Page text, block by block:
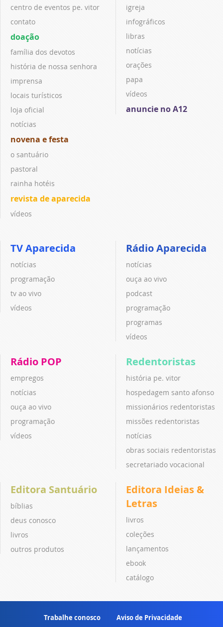
centro de eventos pe. vitor
contato
doação
família dos devotos
história de nossa senhora
imprensa
locais turísticos
loja oficial
notícias
novena e festa
o santuário
pastoral
rainha hotéis
revista de aparecida
vídeos
igreja
infográficos
libras
notícias
orações
papa
vídeos
anuncie no A12
TV Aparecida
notícias
programação
tv ao vivo
vídeos
Rádio Aparecida
notícias
ouça ao vivo
podcast
programação
programas
vídeos
Rádio POP
empregos
notícias
ouça ao vivo
programação
vídeos
Redentoristas
história pe. vitor
hospedagem santo afonso
missionários redentoristas
missões redentoristas
notícias
obras sociais redentoristas
secretariado vocacional
Editora Santuário
bíblias
deus conosco
livros
outros produtos
Editora Ideias &
Letras
livros
coleções
lançamentos
ebook
catálogo
Trabalhe conosco Aviso de Privacidade